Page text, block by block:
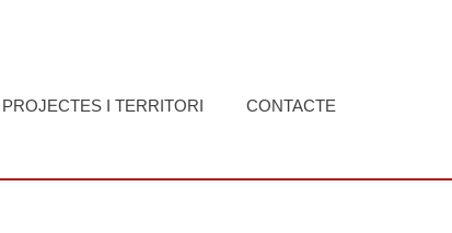
PROJECTES I TERRITORI CONTACTE